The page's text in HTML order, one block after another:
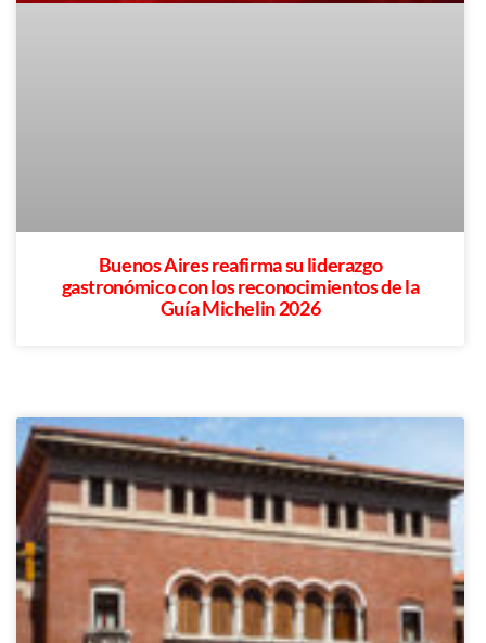
Buenos Aires reafirma su liderazgo
gastronómico con los reconocimientos de la
Guía Michelin 2026